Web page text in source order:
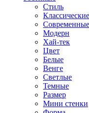
Стиль
Классические
Современные
Модерн
Хай-тек
Цвет
Белые
Венге
Светлые
Темные
Размер
Мини стенки